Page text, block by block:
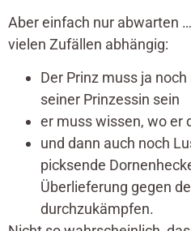
Aber einfach nur abwarten
vielen Zufällen abhängig:
Der Prinz muss ja
seiner Prinzessin sein
er muss wissen, wo er
und dann auch noch
picksende
Überlieferung gegen
durchzukämpfen.